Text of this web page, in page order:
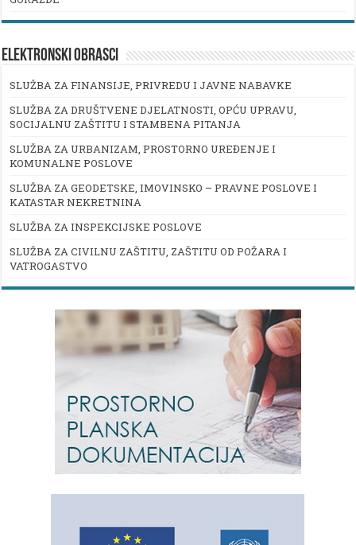
ELEKTRONSKI OBRASCI
SLUŽBA ZA FINANSIJE, PRIVREDU I JAVNE NABAVKE
SLUŽBA ZA DRUŠTVENE DJELATNOSTI, OPĆU UPRAVU,
SOCIJALNU ZAŠTITU I STAMBENA PITANJA
SLUŽBA ZA URBANIZAM, PROSTORNO UREĐENJE I
KOMUNALNE POSLOVE
SLUŽBA ZA GEODETSKE, IMOVINSKO – PRAVNE POSLOVE I
KATASTAR NEKRETNINA
SLUŽBA ZA INSPEKCIJSKE POSLOVE
SLUŽBA ZA CIVILNU ZAŠTITU, ZAŠTITU OD POŽARA I
VATROGASTVO